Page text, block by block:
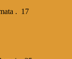
. 17